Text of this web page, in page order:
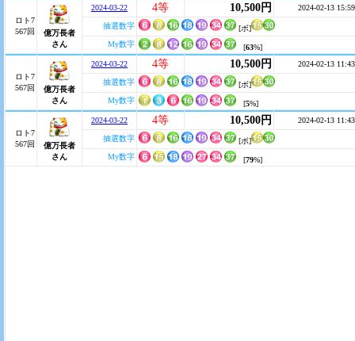
ロト7
567回
億万長者
さん
2024-03-22 4等 10,500円 2024-02-13 15:59
抽選数字
[ボ]
My数字
[63%]
ロト7
567回
億万長者
さん
2024-03-22 4等 10,500円 2024-02-13 11:43
抽選数字
[ボ]
My数字
[5%]
ロト7
567回
億万長者
さん
2024-03-22 4等 10,500円 2024-02-13 11:43
抽選数字
[ボ]
My数字
[79%]